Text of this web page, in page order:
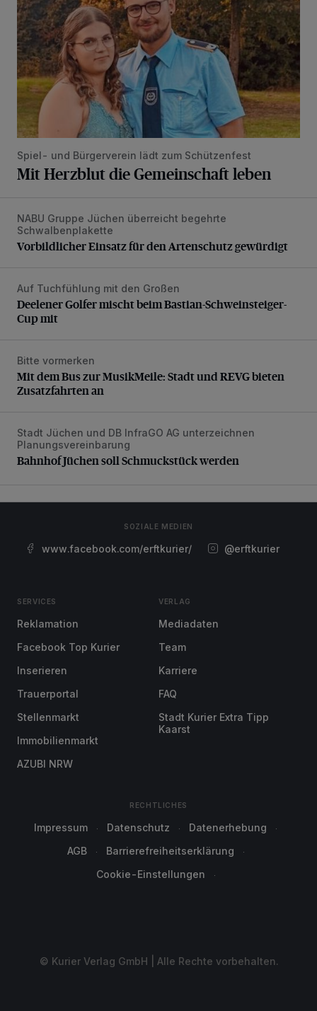
Spiel- und Bürgerverein lädt zum Schützenfest
Mit Herzblut die Gemeinschaft leben
Vorbildlicher Einsatz für den Artenschutz gewürdigt
NABU Gruppe Jüchen überreicht begehrte
Schwalbenplakette
Vorbildlicher Einsatz für den Artenschutz gewürdigt
Deelener Golfer mischt beim Bastian-Schweinsteiger-
Auf Tuchfühlung mit den Großen
Deelener Golfer mischt beim Bastian-Schweinsteiger-
Cup mit
Mit dem Bus zur MusikMeile: Stadt und REVG bieten
Bitte vormerken
Mit dem Bus zur MusikMeile: Stadt und REVG bieten
Zusatzfahrten an
Bahnhof Jüchen soll Schmuckstück werden
Stadt Jüchen und DB InfraGO AG unterzeichnen
Planungsvereinbarung
Bahnhof Jüchen soll Schmuckstück werden
SOZIALE MEDIEN
www.facebook.com/erftkurier/ @erftkurier
SERVICES
Reklamation
Facebook Top Kurier
Inserieren
Trauerportal
Stellenmarkt
Immobilienmarkt
AZUBI NRW
VERLAG
Mediadaten
Team
Karriere
FAQ
Stadt Kurier Extra Tipp
Kaarst
RECHTLICHES
Impressum Datenschutz
Datenerhebung
AGB
Barrierefreiheitserklärung
Cookie-Einstellungen
© Kurier Verlag GmbH | Alle Rechte vorbehalten.